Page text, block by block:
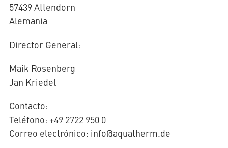
AQUATHERM GREEN
AQUATHERM RED
Póngase
57439 Attendorn
Alemania
Director General:
Maik Rosenberg
Jan Kriedel
Contacto:
Teléfono: +49 2722 950 0
Correo electrónico: info@aquatherm.de